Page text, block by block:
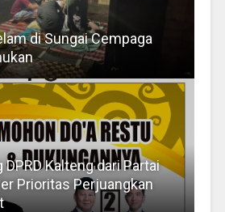
di Sungai Cempaga
Kalteng dari Partai
Prioritas Perjuangkan